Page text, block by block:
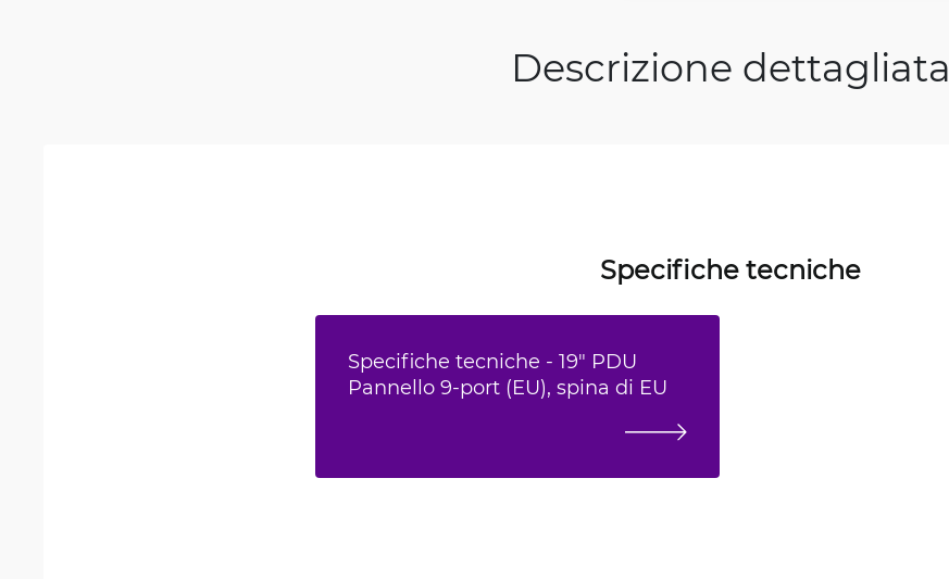
Descrizione dettagliata
Specifiche tecniche
Specifiche tecniche - 19" PDU
Pannello 9-port (EU), spina di EU